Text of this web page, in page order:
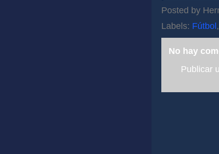
Posted by
Labels: Fútbol
No hay
Publicar